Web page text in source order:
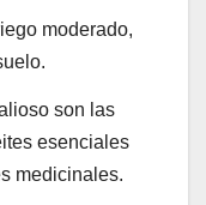
moderado,
son las
esenciales
medicinales.